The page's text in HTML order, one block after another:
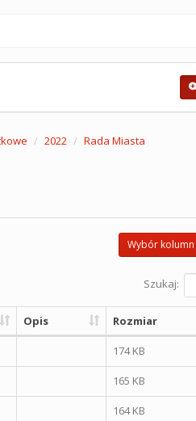
2022 Rada Miasta
Wybór kolumn
Szukaj:
Opis Rozmiar
174 KB
165 KB
164 KB